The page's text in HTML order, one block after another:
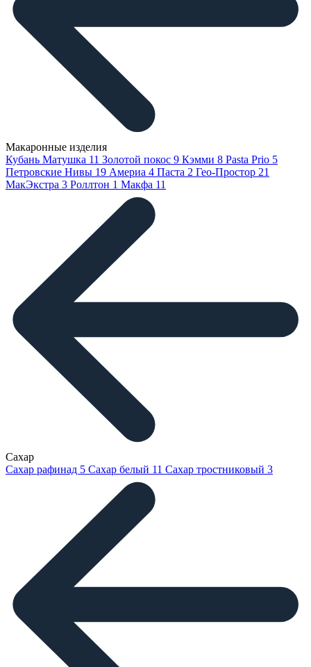
Макаронные изделия
Кубань Матушка 11 Золотой покос 9 Кэмми 8 Pasta Prio 5
Петровские Нивы 19 Америа 4 Паста 2 Гео-Простор 21
МакЭкстра 3 Роллтон 1 Макфа 11
Сахар
Сахар рафинад 5 Сахар белый 11 Сахар тростниковый 3